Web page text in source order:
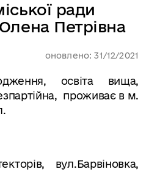
ради
Петрівна
оновлено: 31/12/2021
освіта вища,
проживає в м.
вул.Барвіновка,